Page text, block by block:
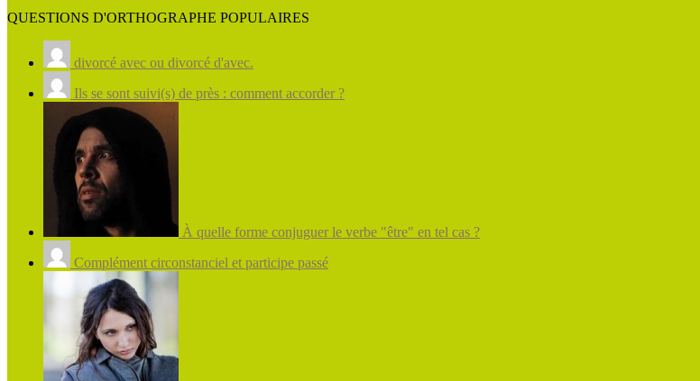
QUESTIONS D'ORTHOGRAPHE POPULAIRES
divorcé avec ou divorcé d'avec.
Ils se sont suivi(s) de près : comment accorder ?
À quelle forme conjuguer le verbe "être" en tel cas ?
Complément circonstanciel et participe passé